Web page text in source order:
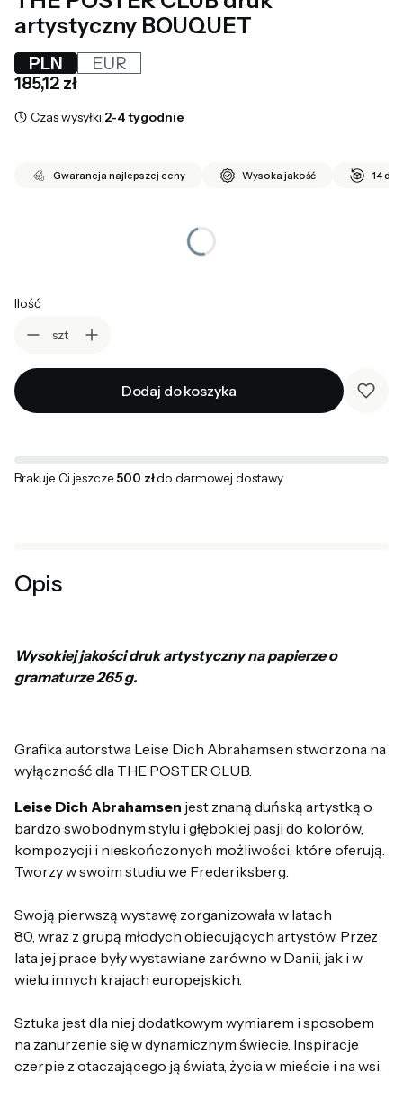
artystyczny BOUQUET
PLN
EUR
Cena
185,12 zł
Czas wysyłki:2-4 tygodnie
Gwarancja najlepszej ceny Wysoka jakość 14 dni
Ilość
szt
Dodaj do koszyka
Brakuje Ci jeszcze 500 złdo darmowej dostawy
Opis
Wysokiej jakości druk artystyczny na papierze o
gramaturze 265 g.
Grafika autorstwa Leise Dich Abrahamsen stworzona na
wyłączność dla THE POSTER CLUB.
Leise Dich Abrahamsen jest znaną duńską artystką o
bardzo swobodnym stylu i głębokiej pasji do kolorów,
kompozycji i nieskończonych możliwości, które oferują.
Tworzy wswoim studiu we Frederiksberg.
Swoją pierwszą wystawę zorganizowaław latach
80, wraz z grupą młodych obiecujących artystów. Przez
lata jej prace byływystawiane zarówno w Danii, jak i w
wielu innych krajach europejskich.
Sztuka jestdla niej dodatkowym wymiarem i sposobem
na zanurzenie sięwdynamicznym świecie. Inspiracje
czerpie z otaczającego ją świata, życiaw mieście i nawsi.